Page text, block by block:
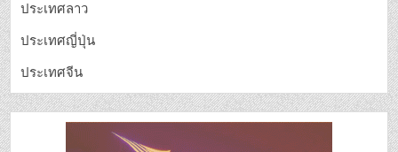
ประเทศลาว
ประเทศญี่ปุ่น
ประเทศจีน